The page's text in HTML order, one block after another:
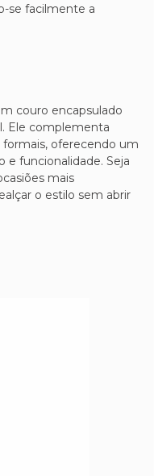
se facilmente a
couro encapsulado
Ele complementa
formais, oferecendo um
e funcionalidade. Seja
mais
o estilo sem abrir